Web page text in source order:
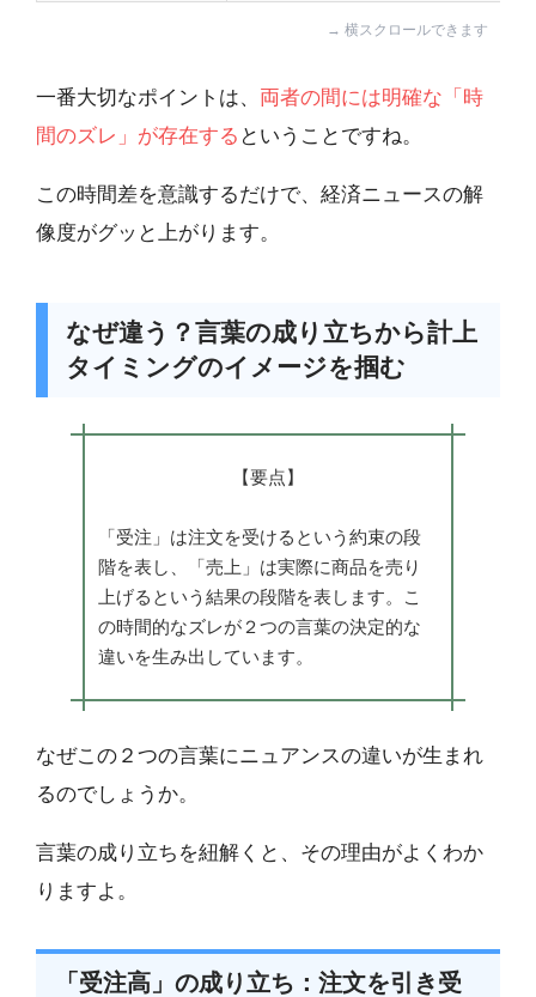
一番大切なポイントは、 両者の間には明確な「時
間のズレ」が存在する ということですね。
この時間差を意識するだけで、経済ニュースの解
像度がグッと上がります。
なぜ違う？言葉の成り立ちから計上
タイミングのイメージを掴む
【要点】
「受注」は注文を受けるという約束の段
階を表し、「売上」は実際に商品を売り
上げるという結果の段階を表します。こ
の時間的なズレが２つの言葉の決定的な
違いを生み出しています。
なぜこの２つの言葉にニュアンスの違いが生まれ
るのでしょうか。
言葉の成り立ちを紐解くと、その理由がよくわか
りますよ。
「受注高」の成り立ち：注文を引き受